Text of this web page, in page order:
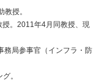
授。
。2011年4月同教授、現
務局参事官（インフラ・防
。